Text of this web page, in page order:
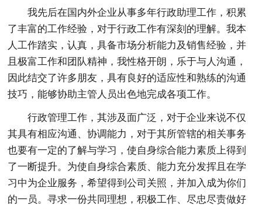
我先后在国内外企业从事多年行政助理工作，积累
了丰富的工作经验，对于行政工作有深刻的理解。我本
人工作踏实，认真，具备市场分析能力及销售经验，并
且极富工作和团队精神，我性格开朗，乐于与人沟通，
因此结交了许多朋友，具有良好的适应性和熟练的沟通
技巧，能够协助主管人员出色地完成各项工作。
行政管理工作，其涉及面广泛，对于企业来说不仅
其具有相应沟通、协调能力，对于其所管辖的相关事务
也要有一定的了解与学习，使自身综合能力素质上得到
了一断提升。为使自身综合素质、能力充分发挥且在学
习中为企业服务，希望得到公司关照，并加入成为你们
的一员。寻求一份共同理想，积极工作、尽忠尽责做好